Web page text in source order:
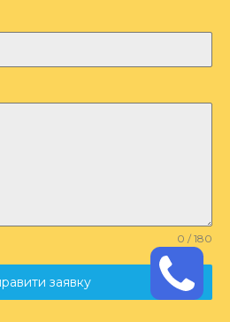
0 / 180
заявку